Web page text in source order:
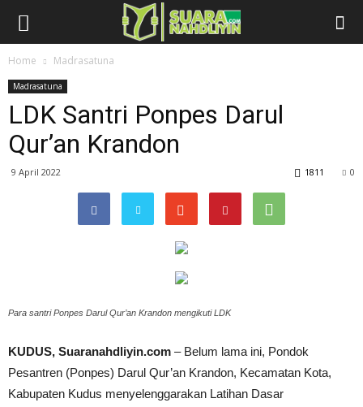
Home Madrasatuna
Madrasatuna
LDK Santri Ponpes Darul
Qur’an Krandon
9 April 2022 0
1811
Para santri Ponpes Darul Qur’an Krandon mengikuti LDK
KUDUS, Suaranahdliyin.com – Belum lama ini, Pondok
Pesantren (Ponpes) Darul Qur’an Krandon, Kecamatan Kota,
Kabupaten Kudus menyelenggarakan Latihan Dasar